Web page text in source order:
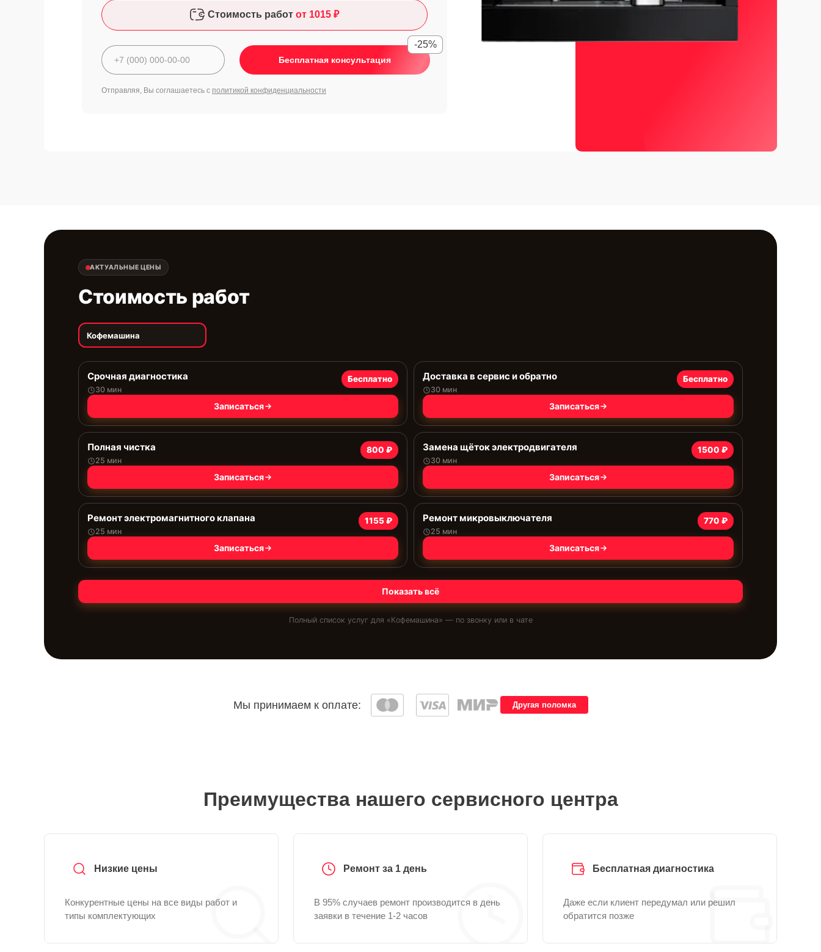
Стоимость работ от 1015 ₽
Бесплатная консультация
-25%
Отправляя, Вы соглашаетесь с политикой конфиденциальности
АКТУАЛЬНЫЕ ЦЕНЫ
Стоимость работ
Кофемашина
Срочная диагностика
30 мин
Бесплатно
Записаться
Доставка в сервис и обратно
30 мин
Бесплатно
Записаться
Полная чистка
25 мин
800 ₽
Записаться
Замена щёток электродвигателя
30 мин
1500 ₽
Записаться
Ремонт электромагнитного клапана
25 мин
1155 ₽
Записаться
Ремонт микровыключателя
25 мин
770 ₽
Записаться
Показать всё
Полный список услуг для «Кофемашина» — по звонку или в чате
Мы принимаем к оплате: Другая поломка
Преимущества нашего сервисного центра
Низкие цены
Конкурентные цены на все виды работ и
типы комплектующих
Ремонт за 1 день
В 95% случаев ремонт производится в день
заявки в течение 1-2 часов
Бесплатная диагностика
Даже если клиент передумал или решил
обратится позже